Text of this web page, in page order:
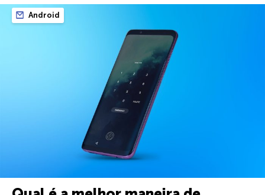
Android